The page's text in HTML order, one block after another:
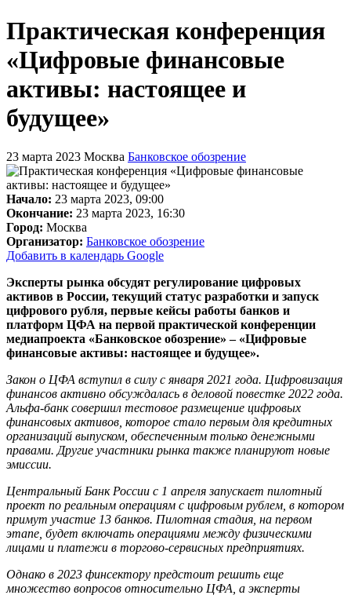
Практическая конференция
«Цифровые финансовые
активы: настоящее и
будущее»
23 марта 2023 Москва Банковское обозрение
Начало: 23 марта 2023, 09:00
Окончание: 23 марта 2023, 16:30
Город: Москва
Организатор: Банковское обозрение
Добавить в календарь Google
Эксперты рынка обсудят регулирование цифровых
активов в России, текущий статус разработки и запуск
цифрового рубля, первые кейсы работы банков и
платформ ЦФА на первой практической конференции
медиапроекта «Банковское обозрение» – «Цифровые
финансовые активы: настоящее и будущее».
Закон о ЦФА вступил в силу с января 2021 года. Цифровизация
финансов активно обсуждалась в деловой повестке 2022 года.
Альфа-банк совершил тестовое размещение цифровых
финансовых активов, которое стало первым для кредитных
организаций выпуском, обеспеченным только денежными
правами. Другие участники рынка также планируют новые
эмиссии.
Центральный Банк России с 1 апреля запускает пилотный
проект по реальным операциям с цифровым рублем, в котором
примут участие 13 банков. Пилотная стадия, на первом
этапе, будет включать операциями между физическими
лицами и платежи в торгово-сервисных предприятиях.
Однако в 2023 финсектору предстоит решить еще
множество вопросов относительно ЦФА, а эксперты